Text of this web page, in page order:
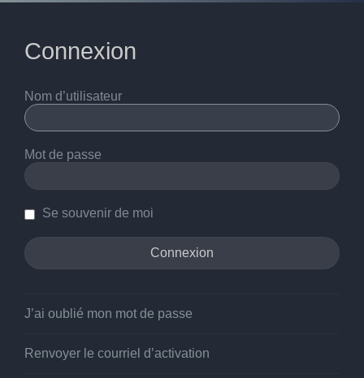
Connexion
Nom d’utilisateur
Mot de passe
Se souvenir de moi
J’ai oublié mon mot de passe
Renvoyer le courriel d’activation